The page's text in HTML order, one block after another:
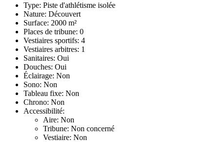
Type: Piste d'athlétisme isolée
Nature: Découvert
Surface: 2000 m²
Places de tribune: 0
Vestiaires sportifs: 4
Vestiaires arbitres: 1
Sanitaires: Oui
Douches: Oui
Éclairage: Non
Sono: Non
Tableau fixe: Non
Chrono: Non
Accessibilité:
Aire: Non
Tribune: Non concerné
Vestiaire: Non